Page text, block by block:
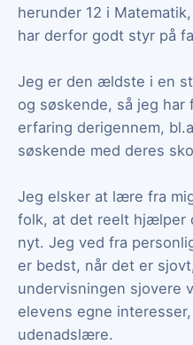
herunder 12 i
har derfor godt styr på
Jeg er den ældste i en
og søskende, så jeg
erfaring derigennem,
søskende med deres
Jeg elsker at lære fra
folk, at det reelt hjælper
nyt. Jeg ved fra
er bedst, når det er
undervisningen sjovere
elevens egne
udenadslære.